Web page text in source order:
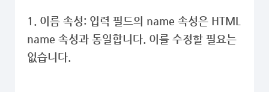
1. 이름 속성: 입력 필드의 name 속성은 HTML
name 속성과 동일합니다. 이를 수정할 필요는
없습니다.